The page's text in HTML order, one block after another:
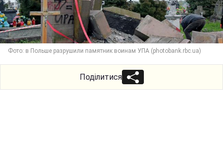
Фото: в Польше разрушили памятник воинам УПА (photobank.rbc.ua)
Поділитися